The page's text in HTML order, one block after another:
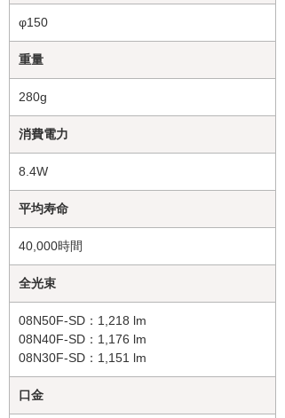
φ150
重量
280g
消費電力
8.4W
平均寿命
40,000時間
全光束
08N50F-SD：1,218 lm
08N40F-SD：1,176 lm
08N30F-SD：1,151 lm
口金